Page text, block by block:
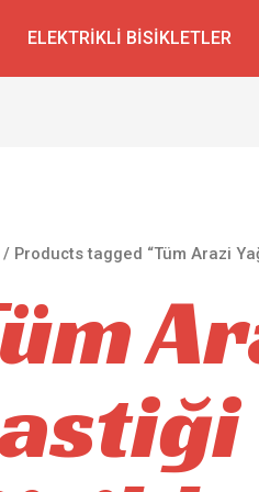
ELEKTRIKLI BISIKLETLER
/ Products tagged “Tüm Arazi